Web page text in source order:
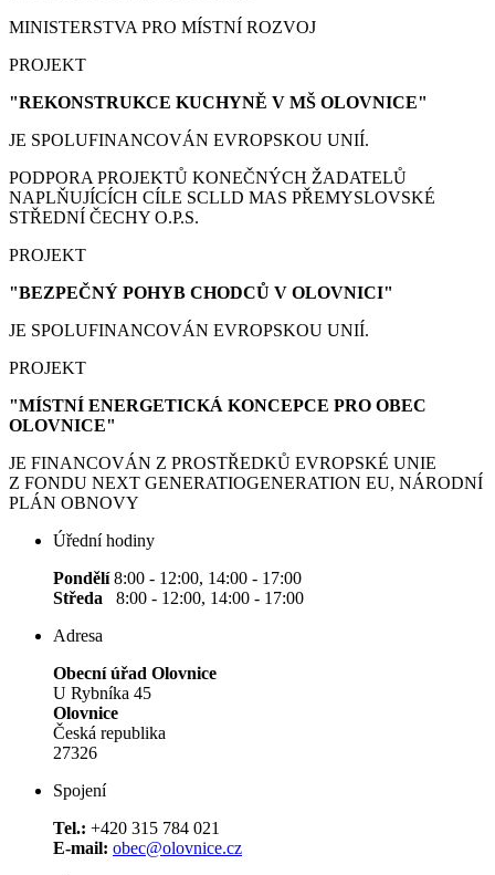
MINISTERSTVA PRO MÍSTNÍ ROZVOJ
PROJEKT
"REKONSTRUKCE KUCHYNĚ V MŠ OLOVNICE"
JE SPOLUFINANCOVÁN EVROPSKOU UNIÍ.
PODPORA PROJEKTŮ KONEČNÝCH ŽADATELŮ
NAPLŇUJÍCÍCH CÍLE SCLLD MAS PŘEMYSLOVSKÉ
STŘEDNÍ ČECHY O.P.S.
PROJEKT
"BEZPEČNÝ POHYB CHODCŮ V OLOVNICI"
JE SPOLUFINANCOVÁN EVROPSKOU UNIÍ.
PROJEKT
"MÍSTNÍ ENERGETICKÁ KONCEPCE PRO OBEC
OLOVNICE"
JE FINANCOVÁN Z PROSTŘEDKŮ EVROPSKÉ UNIE
Z FONDU NEXT GENERATIOGENERATION EU, NÁRODNÍ
PLÁN OBNOVY
Úřední hodiny
Pondělí8:00 - 12:00, 14:00 - 17:00
Středa 8:00 - 12:00, 14:00 - 17:00
Adresa
Obecní úřad Olovnice
U Rybníka 45
Olovnice
Česká republika
27326
Spojení
Tel.: +420 315 784 021
E-mail: obec@olovnice.cz